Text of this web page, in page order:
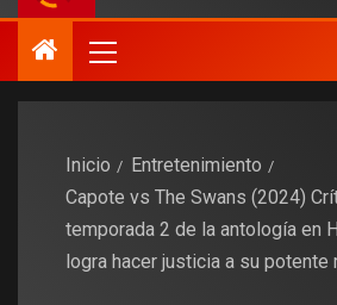
Inicio
Entretenimiento
Capote vs The Swans (2024)
temporada 2 de la antología en
logra hacer justicia a su potente